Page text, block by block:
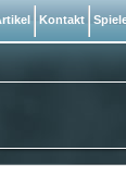
Kontakt